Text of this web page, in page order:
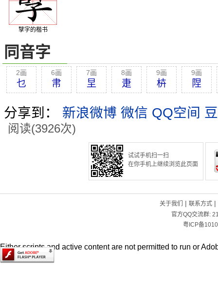
孼字的楷书
同音字
2画
乜
6画
帇
7画
圼
8画
疌
9画
枿
9画
陧
分享到： 新浪微博 微信 QQ空间
阅读(3926次)
试试手机扫一扫
在你手机上继续浏览此页面
关于我们 | 联系方式|
官方QQ交流群:
粤ICP备
Either scripts and active content are not permitted to run or